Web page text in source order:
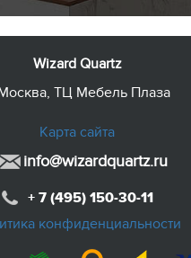
Wizard Quartz
ТЦ Мебель Плаза
Карта сайта
info@wizardquartz.ru
+ 7 (495) 150-30-11
конфиденциальности